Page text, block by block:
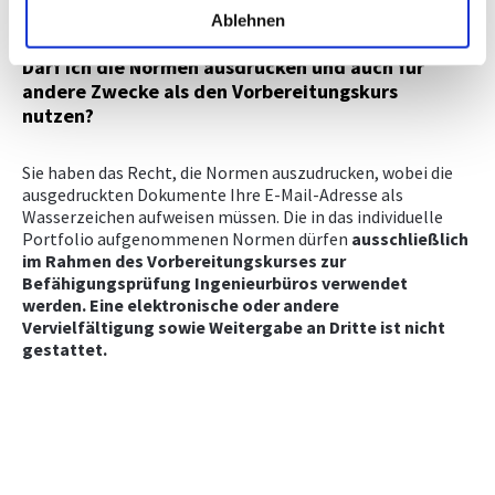
Ablehnen
Darf ich die Normen ausdrucken und auch für
andere Zwecke als den Vorbereitungskurs
nutzen?
Sie haben das Recht, die Normen auszudrucken, wobei die
ausgedruckten Dokumente Ihre E-Mail-Adresse als
Wasserzeichen aufweisen müssen. Die in das individuelle
Portfolio aufgenommenen Normen dürfen ausschließlich
im Rahmen des Vorbereitungskurses zur
Befähigungsprüfung Ingenieurbüros verwendet
werden. Eine elektronische oder andere
Vervielfältigung sowie Weitergabe an Dritte ist nicht
gestattet.